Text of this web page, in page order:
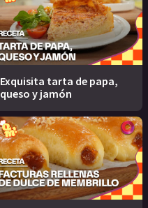
Exquisita tarta de papa,
queso y jamón